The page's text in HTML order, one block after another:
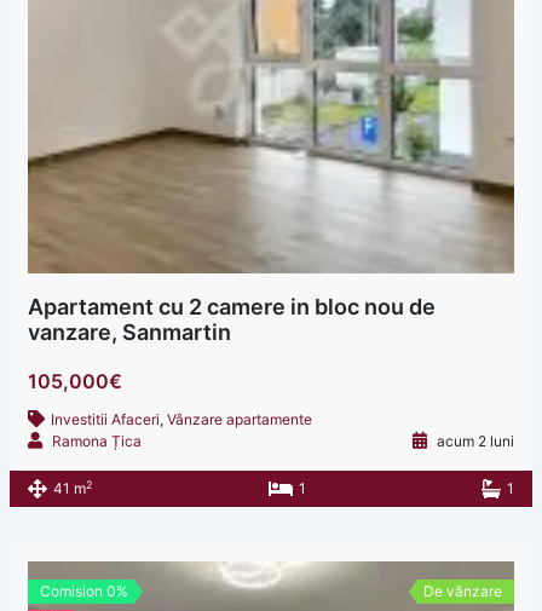
Apartament cu 2 camere in bloc nou de
vanzare, Sanmartin
105,000€
Investitii Afaceri, Vânzare apartamente
Ramona Țica
acum 2 luni
41 m2 1 1
Comision 0%
De vânzare